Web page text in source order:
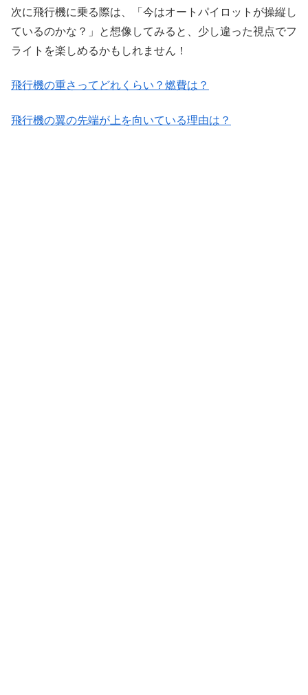
次に飛行機に乗る際は、「今はオートパイロットが操縦し
ているのかな？」と想像してみると、少し違った視点でフ
ライトを楽しめるかもしれません！
飛行機の重さってどれくらい？燃費は？
飛行機の翼の先端が上を向いている理由は？